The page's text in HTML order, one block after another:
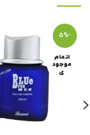
-5%
اتمام
موجود
ی